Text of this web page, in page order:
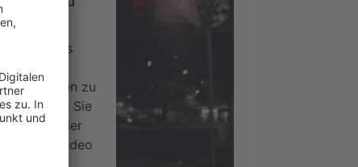
eines
kann Daten zu
Bitte lesen Sie
Sie der
dieses Video